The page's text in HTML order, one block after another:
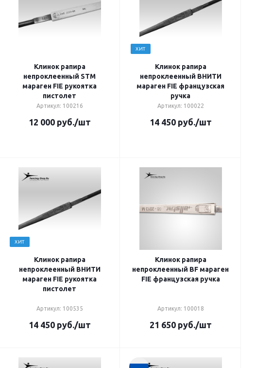
Клинок рапира
непроклеенный STM
мараген FIE рукоятка
пистолет
Артикул: 100216
12 000руб./шт
ХИТ
Клинок рапира
непроклеенный ВНИТИ
мараген FIE французская
ручка
Артикул: 100022
14 450руб./шт
ХИТ
Клинок рапира
непроклеенный ВНИТИ
мараген FIE рукоятка
пистолет
Артикул: 100535
14 450руб./шт
Клинок рапира
непроклеенный BF мараген
FIE французская ручка
Артикул: 100018
21 650руб./шт